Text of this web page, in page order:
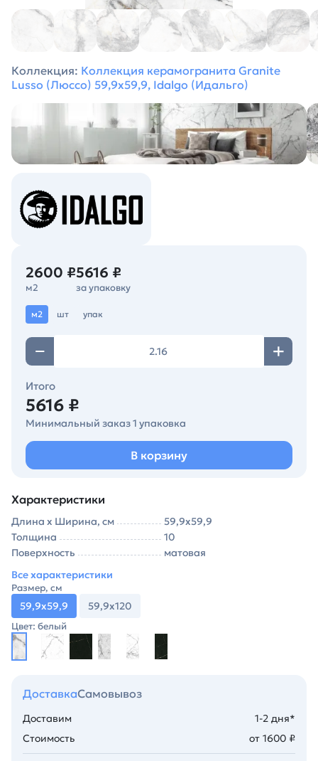
Коллекция: Коллекция керамогранита Granite
Lusso (Люссо) 59,9х59,9, Idalgo (Идальго)
2600 ₽
м2
5616 ₽
за упаковку
м2 шт упак
Итого
5616 ₽
Минимальный заказ 1 упаковка
В корзину
Характеристики
Длина х Ширина, см
59,9х59,9
Толщина
10
Поверхность
матовая
Все характеристики
Размер, см
59,9х59,9 59,9х120
Цвет: белый
ДоставкаСамовывоз
Доставим
1-2 дня*
Стоимость
от 1600 ₽